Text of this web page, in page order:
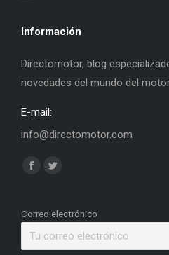
Información
Directomotor, blog
novedades del mundo del
E-mail:
info@directomotor.com
Find us on:
Facebook
opens
Twitter
opens
Correo electrónico